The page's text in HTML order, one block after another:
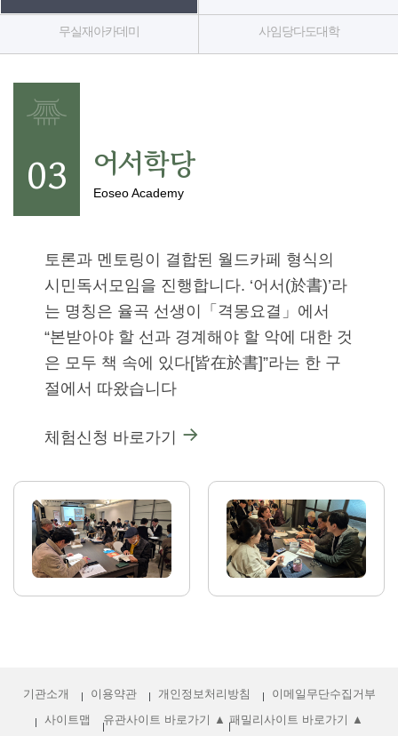
열
무실재아카데미 사임당다도대학
03 어서학당
Eoseo Academy
토론과 멘토링이 결합된 월드카페 형식의
시민독서모임을 진행합니다. ‘어서(於書)’라
는 명칭은 율곡 선생이「격몽요결」에서
“본받아야 할 선과 경계해야 할 악에 대한 것
은 모두 책 속에 있다[皆在於書]”라는 한 구
절에서 따왔습니다
체험신청 바로가기
기관소개 이용약관 개인정보처리방침
이메일무단수집거부
사이트맵
유관사이트 바로가기 ▲ 패밀리사이트 바로가기 ▲